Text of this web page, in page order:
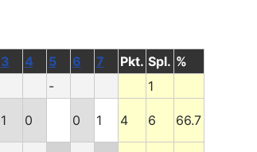
3 4 5 6 7 Pkt. Spl. %
-
1
1 0 0 1 4 6 66.7